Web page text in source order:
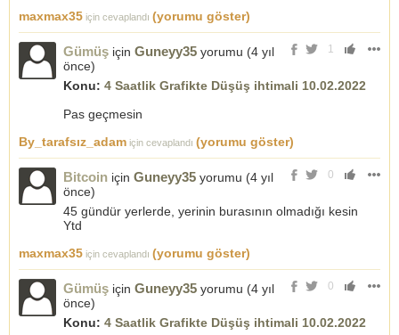
maxmax35 için cevaplandı (yorumu göster)
1
Gümüş için Guneyy35 yorumu (4 yıl
önce)
Konu: 4 Saatlik Grafikte Düşüş ihtimali 10.02.2022
Pas geçmesin
By_tarafsız_adam için cevaplandı (yorumu göster)
0
Bitcoin için Guneyy35 yorumu (4 yıl
önce)
45 gündür yerlerde, yerinin burasının olmadığı kesin
Ytd
maxmax35 için cevaplandı (yorumu göster)
0
Gümüş için Guneyy35 yorumu (4 yıl
önce)
Konu: 4 Saatlik Grafikte Düşüş ihtimali 10.02.2022